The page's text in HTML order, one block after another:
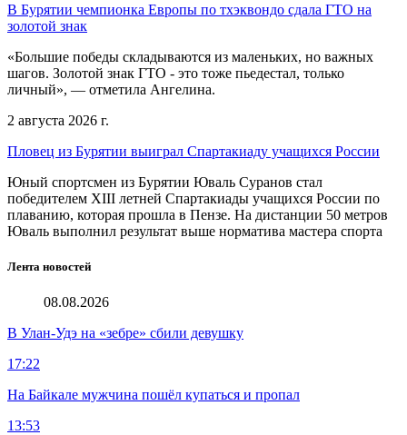
В Бурятии чемпионка Европы по тхэквондо сдала ГТО на
золотой знак
«Большие победы складываются из маленьких, но важных
шагов. Золотой знак ГТО - это тоже пьедестал, только
личный», — отметила Ангелина.
2 августа 2026 г.
Пловец из Бурятии выиграл Спартакиаду учащихся России
Юный спортсмен из Бурятии Юваль Суранов стал
победителем XIII летней Спартакиады учащихся России по
плаванию, которая прошла в Пензе. На дистанции 50 метров
Юваль выполнил результат выше норматива мастера спорта
Лента новостей
08.08.2026
В Улан-Удэ на «зебре» сбили девушку
17:22
На Байкале мужчина пошёл купаться и пропал
13:53